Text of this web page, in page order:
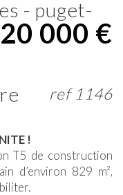
000 €
ref 1146
!
T5 de construction
d’environ 829 m²,